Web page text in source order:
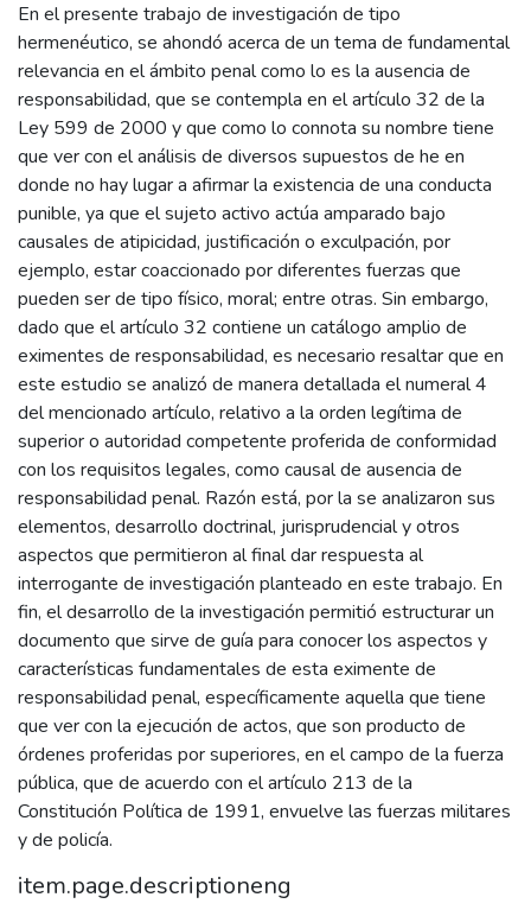
En el presente trabajo de investigación de tipo
hermenéutico, se ahondó acerca de un tema de fundamental
relevancia en el ámbito penal como lo es la ausencia de
responsabilidad, que se contempla en el artículo 32 de la
Ley 599 de 2000 y que como lo connota su nombre tiene
que ver con el análisis de diversos supuestos de he en
donde no hay lugar a afirmar la existencia de una conducta
punible, ya que el sujeto activo actúa amparado bajo
causales de atipicidad, justificación o exculpación, por
ejemplo, estar coaccionado por diferentes fuerzas que
pueden ser de tipo físico, moral; entre otras. Sin embargo,
dado que el artículo 32 contiene un catálogo amplio de
eximentes de responsabilidad, es necesario resaltar que en
este estudio se analizó de manera detallada el numeral 4
del mencionado artículo, relativo a la orden legítima de
superior o autoridad competente proferida de conformidad
con los requisitos legales, como causal de ausencia de
responsabilidad penal. Razón está, por la se analizaron sus
elementos, desarrollo doctrinal, jurisprudencial y otros
aspectos que permitieron al final dar respuesta al
interrogante de investigación planteado en este trabajo. En
fin, el desarrollo de la investigación permitió estructurar un
documento que sirve de guía para conocer los aspectos y
características fundamentales de esta eximente de
responsabilidad penal, específicamente aquella que tiene
que ver con la ejecución de actos, que son producto de
órdenes proferidas por superiores, en el campo de la fuerza
pública, que de acuerdo con el artículo 213 de la
Constitución Política de 1991, envuelve las fuerzas militares
y de policía.
item.page.descriptioneng